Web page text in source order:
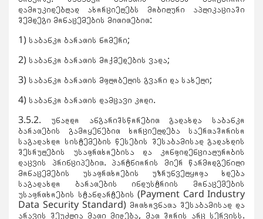
დამოუკიდებლად ახორციელებს მობილური აპლიკაციაში
შემდეგი მონაცემების მითითებით:
1) საბანკო ბარათის ნომერი;
2) საბანკო ბარათის მოქმედების ვადა;
3) საბანკო ბარათის მფლობელის გვარი და სახელი;
4) საბანკო ბარათის დამცავი კოდი.
3.5.2. უნაღდო ანგარიშსწორებით გადახდა საბანკო
ბარათების გამოყენებით ხორციელდება საერთაშორისო
საგადახდო სისტემების წესების შესაბამისად გადახდის
შესრულების უსაფრთხოებისა და კონფიდენციალურობის
დაცვის პრინციპებით. პარტნიორის მიერ წარმოდგენილი
მონაცემების უსაფრთხოების უზრუნველყოფა ხდება
საგადახდო ბარათების ინდუსტრიის მონაცემების
უსაფრთხოების სტანდარტების (Payment Card Industry
Data Security Standard) მოთხოვნათა შესაბამისად და